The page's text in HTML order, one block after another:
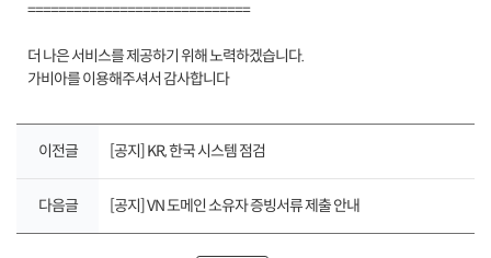
=============================
더 나은 서비스를 제공하기 위해 노력하겠습니다.
가비아를 이용해주셔서 감사합니다
이전글 [공지] KR, 한국 시스템 점검
다음글 [공지] VN 도메인 소유자 증빙서류 제출 안내